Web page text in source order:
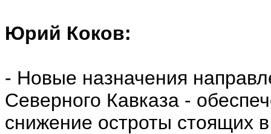
Юрий Коков:
- Новые назначения
Северного Кавказа -
снижение остроты стоящих